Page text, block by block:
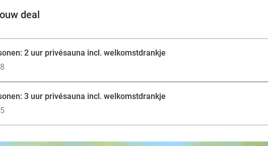
deal
2 uur privésauna incl. welkomstdrankje
3 uur privésauna incl. welkomstdrankje